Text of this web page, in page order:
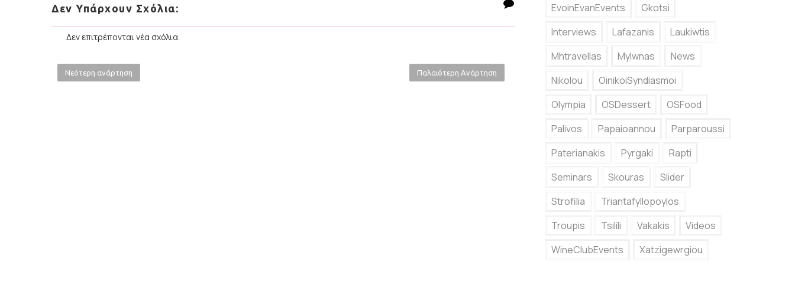
Δεν Υπάρχουν Σχόλια:
Δεν επιτρέπονται νέα σχόλια.
Νεότερη ανάρτηση Παλαιότερη Ανάρτηση
EvoinEvanEvents
Gkotsi
Interviews
Lafazanis
Laukiwtis
Mhtravellas
Mylwnas
News
Nikolou
OinikoiSyndiasmoi
Olympia
OSDessert
OSFood
Palivos
Papaioannou
Parparoussi
Paterianakis
Pyrgaki
Rapti
Seminars
Skouras
Slider
Strofilia
Triantafyllopoylos
Troupis
Tsilili Vakakis
Videos
WineClubEvents
Xatzigewrgiou